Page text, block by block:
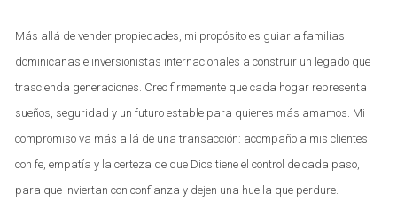
los próximos años.
Punta Cana
Punta Cana es sinónimo de playas paradisíacas y resorts
todo incluido. Este destino turístico atrae tanto a
visitantes como a inversionistas interesados en
propiedades vacacionales. La oferta inmobiliaria aquí
Más allá de vender propiedades, mi propósito es guiar a familias
dominicanas e inversionistas internacionales a construir un legado que
trascienda generaciones. Creo firmemente que cada hogar representa
sueños, seguridad y un futuro estable para quienes más amamos. Mi
compromiso va más allá de una transacción: acompaño a mis clientes
con fe, empatía y la certeza de que Dios tiene el control de cada paso,
para que inviertan con confianza y dejen una huella que perdure.